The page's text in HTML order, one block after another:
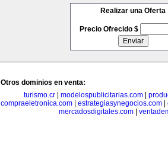
Realizar una Oferta
Precio Ofrecido $
Otros dominios en venta:
turismo.cr
modelospublicitarias.com
compraeletronica.com
estrategiasynegocios.com
mercadosdigitales.com|